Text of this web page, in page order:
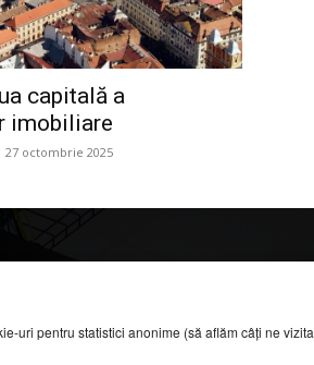
uri pentru statistici anonime (să aflăm câți ne
capitală a
imobiliare
27 octombrie 2025
EVENTS SRL.